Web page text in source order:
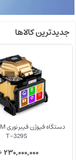
جدیدترین کالاها
T-329S
230,000,000